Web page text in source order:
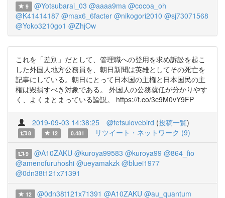
9 @Yotsubarai_03 @aaaa9ma @cocoa_oh
@K41414187 @max6_6facter @nikogori2010 @sj73071568
@Yoko3210go1 @ZhjOw
これを「差別」だとして、管理職への登用を求め訴訟を起こ
した外国人地方公務員を、朝日新聞は英雄としてその死亡を
記事にしている。朝日にとって日本国の主権と日本国民の主
権は毀損すべき対象である。 外国人の公務就任が分かりやす
く、よくまとまっている論説。 https://t.co/3c9M0vY9FP
2019-09-03 14:38:25 @tetsulovebird (投稿一覧)
8 12 0.481 リツイート・ネットワーク (9)
9 @A10ZAKU @kuroya99583 @kuroya99 @864_fio
@amenofuruhoshi @ueyamakzk @bluei1977
@0dn38t121x71391
12 @0dn38t121x71391 @A10ZAKU @au_quantum